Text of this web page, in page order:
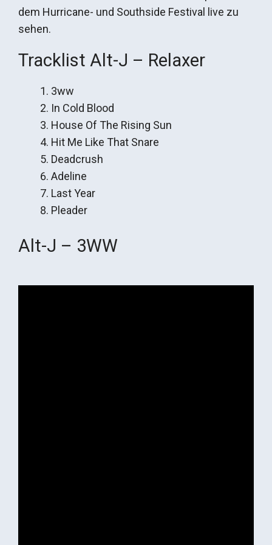
dem Hurricane- und Southside Festival live zu
sehen.
Tracklist Alt-J – Relaxer
3ww
In Cold Blood
House Of The Rising Sun
Hit Me Like That Snare
Deadcrush
Adeline
Last Year
Pleader
Alt-J – 3WW